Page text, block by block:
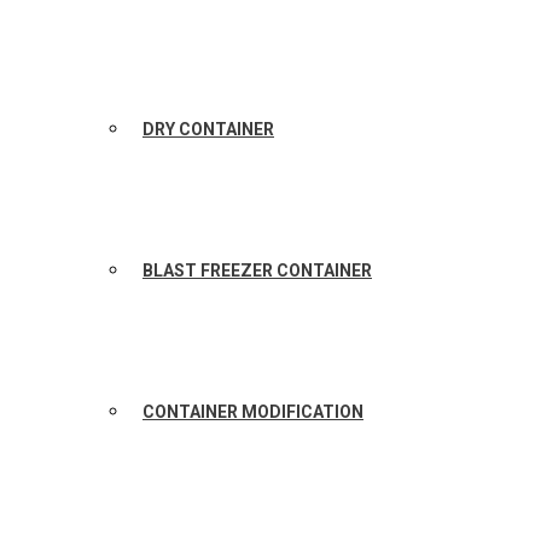
DRY CONTAINER
BLAST FREEZER CONTAINER
CONTAINER MODIFICATION